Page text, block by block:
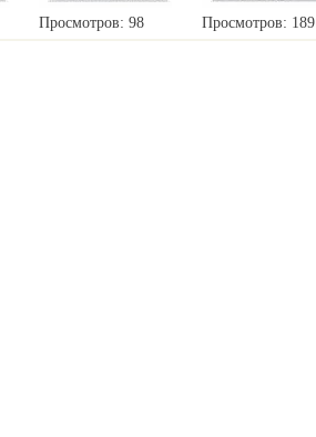
Просмотров: 98 Просмотров: 189